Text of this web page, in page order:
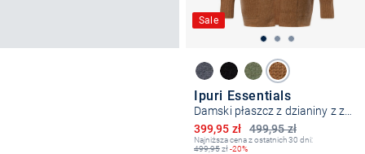
Sale
Ipuri Essentials
Damski płaszcz z dzianiny z zawartością moheru
499,95 zł
Obniżona cena
399,95 zł
Najniższa cena z ostatnich 30 dni:
499,95zł-20%